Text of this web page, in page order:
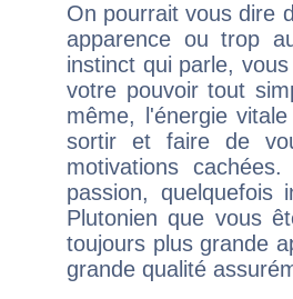
On pourrait vous dire
apparence ou trop
instinct qui parle,
votre pouvoir tout
même, l'énergie
sortir et faire de
motivations
passion, quelquefois
Plutonien que vous
toujours plus grande
grande qualité